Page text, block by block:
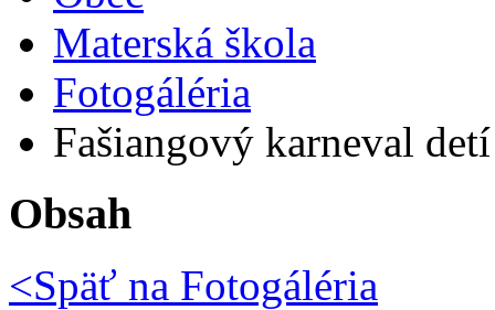
Materská škola
Fotogáléria
Fašiangový karneval
Obsah
<Späť na Fotogáléria